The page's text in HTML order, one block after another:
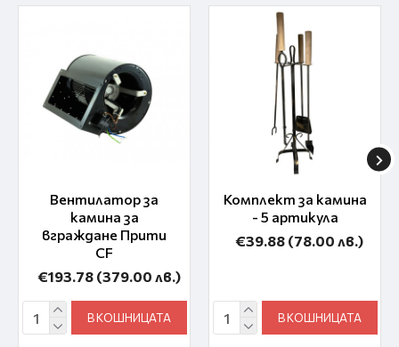
Вентилатор за
камина за
вграждане Прити
CF
€193.78 (379.00 лв.)
В КОШНИЦАТА
Комплект за камина
- 5 артикула
€39.88 (78.00 лв.)
В КОШНИЦАТА